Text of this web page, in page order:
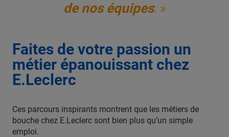
de nos équipes. »
Faites de votre passion un
métier épanouissant chez
E.Leclerc
Ces parcours inspirants montrent que les métiers de
bouche chez E.Leclerc sont bien plus qu’un simple
emploi.